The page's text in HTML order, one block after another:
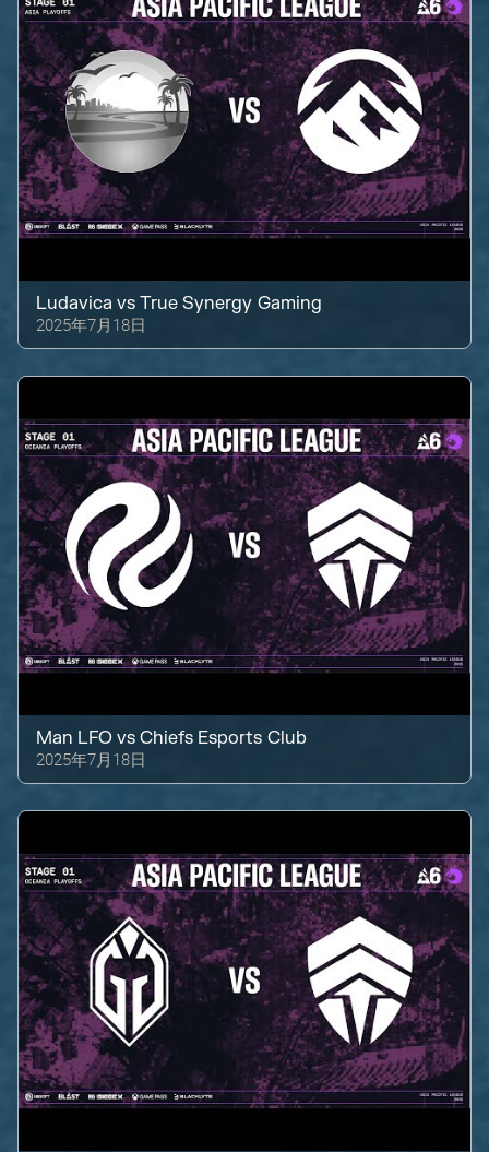
Ludavica vsTrue Synergy Gaming
2025年7月18日
Man LFO vsChiefs Esports Club
2025年7月18日